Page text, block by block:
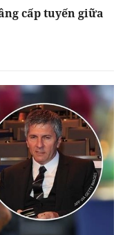
cấp tuyến giữa